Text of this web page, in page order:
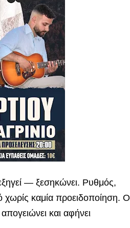
— ξεσηκώνει. Ρυθμός,
χωρίς καμία προειδοποίηση. Ο
και αφήνει